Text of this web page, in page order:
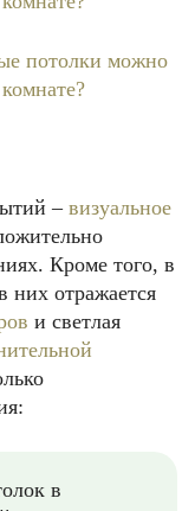
– визуальное
Кроме того, в
них отражается
и светлая
в